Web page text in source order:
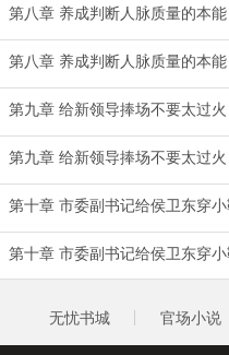
第八章 养成判断人脉质量的本
第八章 养成判断人脉质量的本
第九章 给新领导捧场不要太过
第九章 给新领导捧场不要太过
第十章 市委副书记给侯卫东穿
第十章 市委副书记给侯卫东穿
无忧书城 官场小说